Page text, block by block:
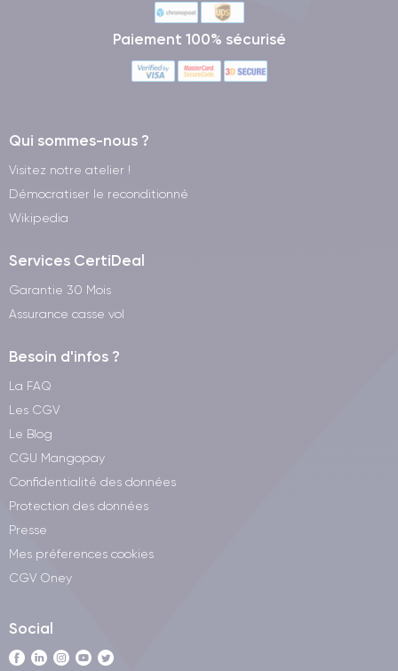
Paiement 100% sécurisé
Qui sommes-nous ?
Visitez notre atelier !
Démocratiser le reconditionné
Wikipedia
Services CertiDeal
Garantie 30 Mois
Assurance casse vol
Besoin d'infos ?
La FAQ
Les CGV
Le Blog
CGU Mangopay
Confidentialité des données
Protection des données
Presse
Mes préferences cookies
CGV Oney
Social